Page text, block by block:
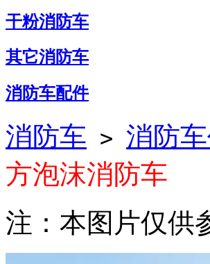
干粉消防车
其它消防车
消防车配件
消防车 > 消防
方泡沫消防车
注：本图片仅供